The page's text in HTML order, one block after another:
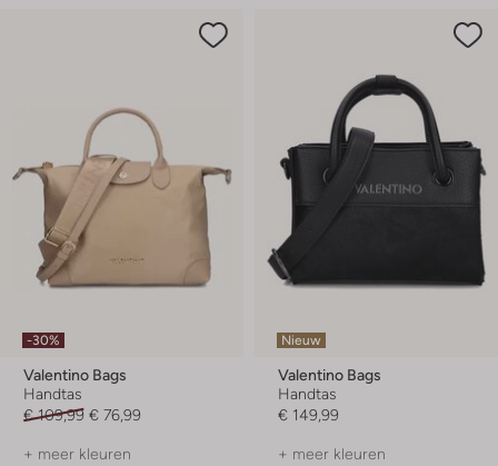
-30%
Valentino Bags
Handtas
€ 109,99 € 76,99
+ meer kleuren
Nieuw
Valentino Bags
Handtas
€ 149,99
+ meer kleuren